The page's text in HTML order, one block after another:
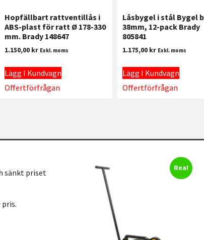
Hopfällbart rattventillås i
ABS-plast för ratt Ø 178-330
mm. Brady 148647
1.150,00 kr Exkl. moms
Lägg I Kundvagn
Offertförfrågan
Låsbygel i stål Bygel
38mm, 12-pack Brady
805841
1.175,00 kr Exkl. moms
Lägg I Kundvagn
Offertförfrågan
sänkt priset
Rea!